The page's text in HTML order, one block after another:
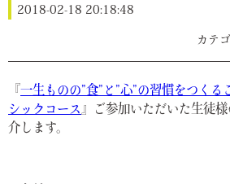
季節のこころレ
公式ブログ
お問合せ
2018-02-18 20:18:48
『一生ものの”食”と”心”の習慣をつくる
シックコース』ご参加いただいた生徒
介します。